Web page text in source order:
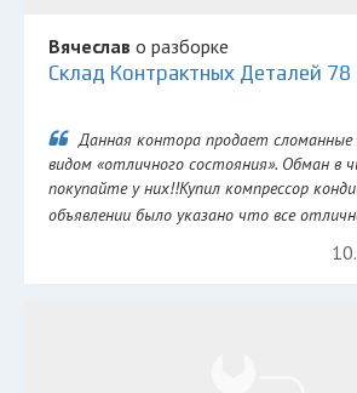
Вячеслав о разборке
Склад Контрактных Деталей 78
Данная контора продает сломанные
видом «отличного состояния». Обман в
покупайте у них!!Купил компрессор
объявлении было указано что все